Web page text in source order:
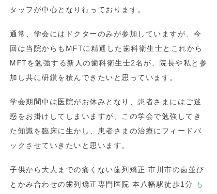
タッフが中心となり行っております。
通常、学会にはドクターのみが参加していますが、今
回は当院からもMFTに精通した歯科衛生士とこれから
MFTを勉強する新人の歯科衛生士2名が、院長や私と参
加し共に研鑽を積んできたいと思っています。
学会期間中は医院がお休みとなり、患者さまにはご迷
惑をお掛けしてしまいますが、この学会で勉強してき
た知識を臨床に生かし、患者さまの治療にフィードバ
ックさせていきたいと思います。
子供から大人までの痛くない歯列矯正 市川市の歯並び
とかみ合わせの歯列矯正専門医院 本八幡駅徒歩1分
も